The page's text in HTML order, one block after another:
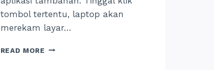
tombol tertentu, laptop akan
merekam layar…
READ MORE CARA